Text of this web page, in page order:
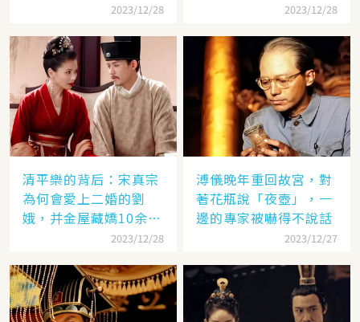
2023/12/28 2023/12/28
清平樂的背后：宋真宗
為何會愛上二婚的劉
娥，并金屋藏嬌10余
2023/12/28
溥儀晚年重回故宮，對
著花瓶說「夜壺」，一
邊的專家被嚇得不說話
2023/12/27